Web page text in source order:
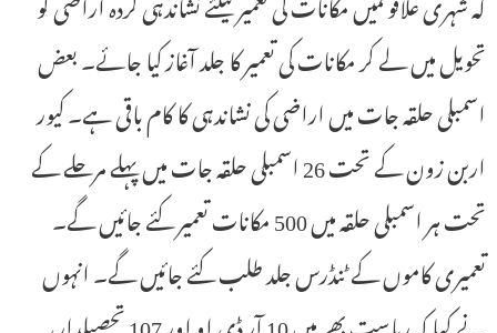
تحویل میں لے کر مکانات کی تعمیر کا جلد آغاز کیا جائے۔ بعض
اسمبلی حلقہ جات میں اراضی کی نشاندہی کا کام باقی ہے۔ کیور
اربن زون کے تحت 26 اسمبلی حلقہ جات میں پہلے مرحلے کے
تحت ہر اسمبلی حلقہ میں 500 مکانات تعمیر کئے جائیں گے۔
تعمیری کاموں کے ٹنڈرس جلد طلب کئے جائیں گے۔ انہوں